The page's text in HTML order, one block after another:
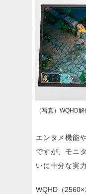
（写真）WQHD
エンタメ機能
ですが、モニ
いに十分な実
WQHD（